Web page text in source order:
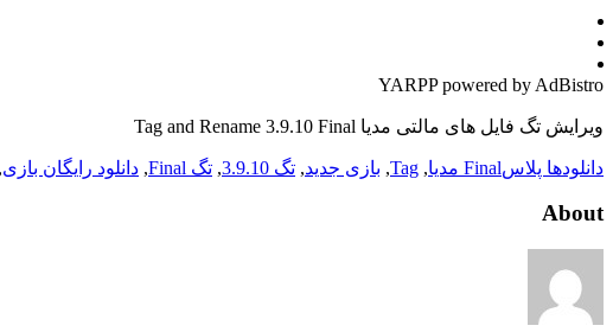
YARPP powered by AdBistro
ویرایش تگ فایل های مالتی مدیا Tag and Rename 3.9.10 Final
دانلودها پلاسFinal مدیا ,
Tag
, بازی جدید, تگ 3.9.10 , تگ Final , دانلود رایگان بازی,
About